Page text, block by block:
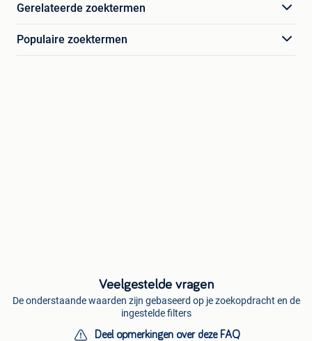
Gerelateerde zoektermen
Populaire zoektermen
Veelgestelde vragen
De onderstaande waarden zijn gebaseerd op je zoekopdracht en de
ingestelde filters
Deel opmerkingen over deze FAQ